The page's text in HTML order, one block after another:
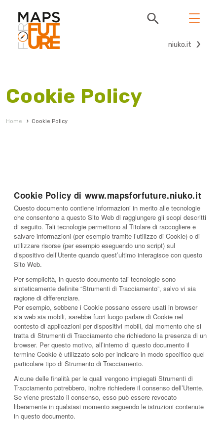
niuko.it
Cookie Policy
Home › Cookie Policy
Cookie Policy di www.mapsforfuture.niuko.it
Questo documento contiene informazioni in merito alle tecnologie
che consentono a questo Sito Web di raggiungere gli scopi descritti
di seguito. Tali tecnologie permettono al Titolare di raccogliere e
salvare informazioni (per esempio tramite l’utilizzo di Cookie) o di
utilizzare risorse (per esempio eseguendo uno script) sul
dispositivo dell’Utente quando quest’ultimo interagisce con questo
Sito Web.
Per semplicità, in questo documento tali tecnologie sono
sinteticamente definite “Strumenti di Tracciamento”, salvo vi sia
ragione di differenziare.
Per esempio, sebbene i Cookie possano essere usati in browser
sia web sia mobili, sarebbe fuori luogo parlare di Cookie nel
contesto di applicazioni per dispositivi mobili, dal momento che si
tratta di Strumenti di Tracciamento che richiedono la presenza di un
browser. Per questo motivo, all’interno di questo documento il
termine Cookie è utilizzato solo per indicare in modo specifico quel
particolare tipo di Strumento di Tracciamento.
Alcune delle finalità per le quali vengono impiegati Strumenti di
Tracciamento potrebbero, inoltre richiedere il consenso dell’Utente.
Se viene prestato il consenso, esso può essere revocato
liberamente in qualsiasi momento seguendo le istruzioni contenute
in questo documento.